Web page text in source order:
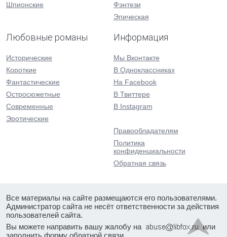
Шпионские
Фэнтези
Эпическая
Любовные романы
Исторические
Короткие
Фантастические
Остросюжетные
Современные
Эротические
Информация
Мы Вконтакте
В Одноклассниках
На Facebook
В Твиттере
В Instagram
Правообладателям
Политика
конфиденциальности
Обратная связь
Все материалы на сайте размещаются его пользователями.
Администратор сайта не несёт ответственности за действия
пользователей сайта.
Вы можете направить вашу жалобу на
или
заполнить форму обратной связи